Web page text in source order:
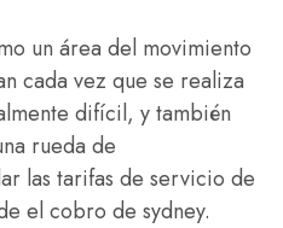
un área del movimiento
cada vez que se realiza
difícil, y también
rueda de
las tarifas de servicio de
el cobro de sydney.